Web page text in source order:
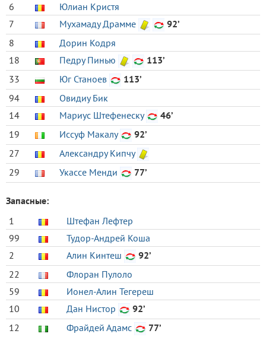
6
Юлиан Кристя
7
Мухамаду Драмме
92’
8
Дорин Кодря
18
Педру Пинью
113’
33
Юг Станоев
113’
94
Овидиу Бик
14
Мариус Штефенеску
46’
19
Иссуф Макалу
92’
27
Александру Кипчу
29
Укассе Менди 77’
Запасные:
1
Штефан Лефтер
99
Тудор-Андрей Коша
2
Алин Кинтеш
92’
22
Флоран Пулоло
59
Ионел-Алин Тегереш
10
Дан Нистор
92’
12
Фрайдей Адамс
77’